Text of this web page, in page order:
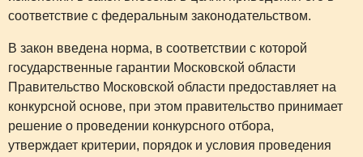
соответствие с федеральным законодательством.
В закон введена норма, в соответствии с которой
государственные гарантии Московской области
Правительство Московской области предоставляет на
конкурсной основе, при этом правительство принимает
решение о проведении конкурсного отбора,
утверждает критерии, порядок и условия проведения